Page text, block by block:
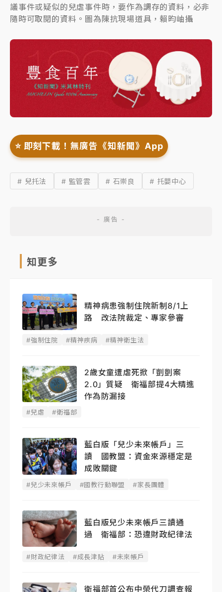
議事件或疑似的兒虐事件時，要作為調存的資料，必非
隨時可取閱的資料。圖為陳抗現場道具，賴昀岫攝
⭐️ 即刻下載！無廣告《知新聞》App
# 兒托法 # 監管雲 # 石崇良 # 托嬰中心
知更多
精神病患強制住院新制8/1上
路 改法院裁定、專家參審
#強制住院 #精神疾病 #精神衛生法
2歲女童遭虐死掀「剴剴案
2.0」質疑 衛福部提4大精進
作為防漏接
#兒虐 #衛福部
藍白版「兒少未來帳戶」三
讀 國教盟：資金來源穩定是
成敗關鍵
#兒少未來帳戶 #國教行動聯盟 #家長團體
藍白版兒少未來帳戶三讀通
過 衛福部：恐違財政紀律法
#財政紀律法 #成長津貼 #未來帳戶
衛福部首公布中榮代刀調查報